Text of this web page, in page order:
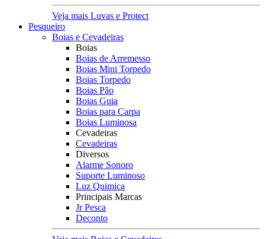
Veja mais Luvas e Protect
Pesqueiro
Boias e Cevadeiras
Boias
Boias de Arremesso
Boias Mini Torpedo
Boias Torpedo
Boias Pão
Boias Guia
Boias para Carpa
Boias Luminosa
Cevadeiras
Cevadeiras
Diversos
Alarme Sonoro
Suporte Luminoso
Luz Quimica
Principais Marcas
Jr Pesca
Deconto